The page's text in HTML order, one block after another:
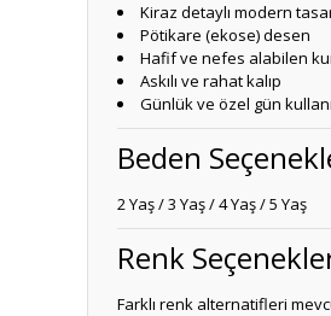
Kiraz detaylı modern
Pötikare (ekose) desen
Hafif ve nefes alabilen
Askılı ve rahat kalıp
Günlük ve özel gün
Beden
2 Yaş / 3 Yaş / 4 Yaş / 5 Yaş
Renk
Farklı renk alternatifleri